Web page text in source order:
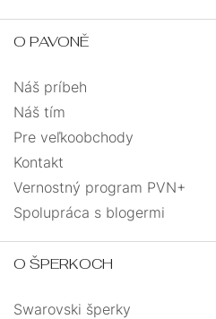
O PAVONĚ
Náš príbeh
Náš tím
Pre veľkoobchody
Kontakt
Vernostný program PVN+
Spolupráca s blogermi
O ŠPERKOCH
Swarovski šperky